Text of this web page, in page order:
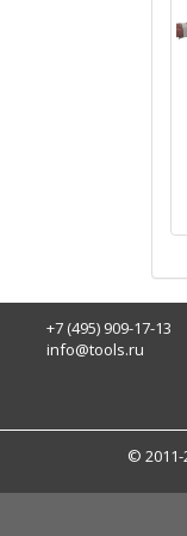
+7 (495) 909-17-13
info@tools.ru
©